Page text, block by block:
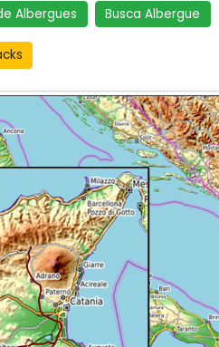
Albergues Busca Albergue